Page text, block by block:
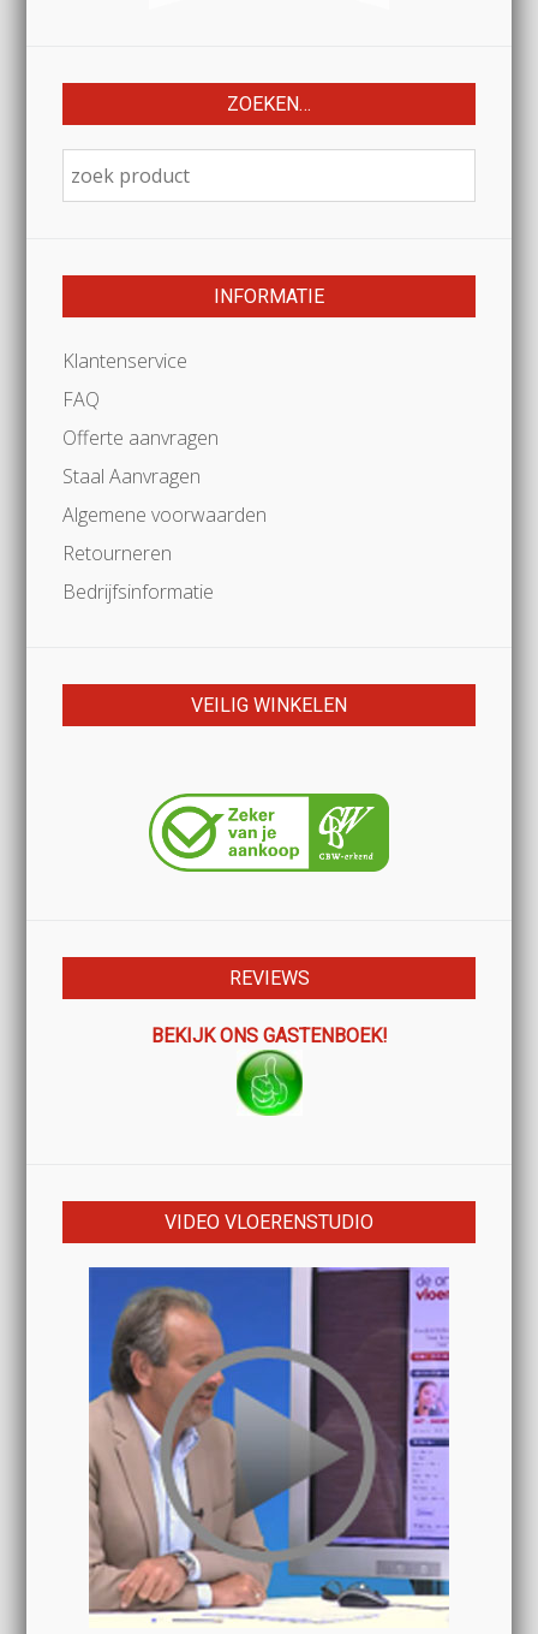
ZOEKEN…
INFORMATIE
Klantenservice
FAQ
Offerte aanvragen
Staal Aanvragen
Algemene voorwaarden
Retourneren
Bedrijfsinformatie
VEILIG WINKELEN
REVIEWS
BEKIJK ONS GASTENBOEK!
VIDEO VLOERENSTUDIO